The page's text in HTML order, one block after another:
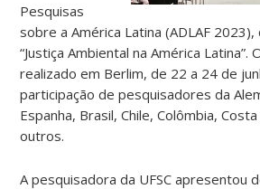
Pesquisas
sobre a América Latina (ADLAF
“Justiça Ambiental na América Latina”.
realizado em Berlim, de 22 a 24 de
participação de pesquisadores da
Espanha, Brasil, Chile, Colômbia,
outros.
A pesquisadora da UFSC apresentou